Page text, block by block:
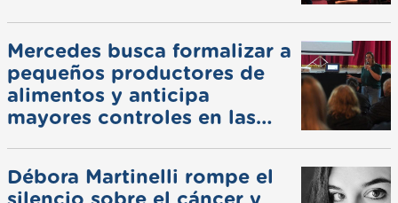
Mercedes busca formalizar a
pequeños productores de
alimentos y anticipa
mayores controles en las
Débora Martinelli rompe el